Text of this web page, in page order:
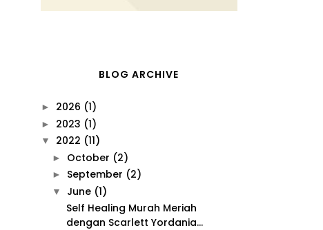
BLOG ARCHIVE
► 2026 (1)
► 2023 (1)
▼ 2022 (11)
► October (2)
► September (2)
▼ June (1)
Self Healing Murah Meriah
dengan Scarlett Yordania...